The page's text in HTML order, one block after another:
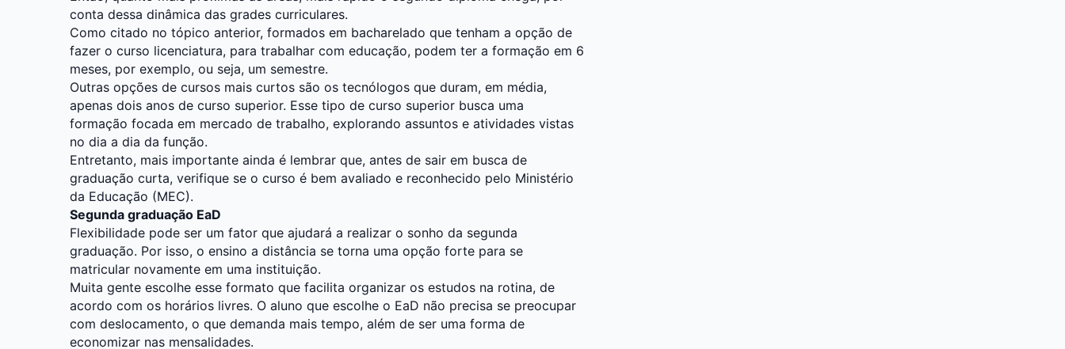
conta dessa dinâmica das grades curriculares.
Como citado no tópico anterior, formados em bacharelado que tenham a opção de
fazer o curso licenciatura, para trabalhar com educação, podem ter a formação em 6
meses, por exemplo, ou seja, um semestre.
Outras opções de cursos mais curtos são os tecnólogos que duram, em média,
apenas dois anos de curso superior. Esse tipo de curso superior busca uma
formação focada em mercado de trabalho, explorando assuntos e atividades vistas
no dia a dia da função.
Entretanto, mais importante ainda é lembrar que, antes de sair em busca de
graduação curta, verifique se o curso é bem avaliado e reconhecido pelo Ministério
da Educação (MEC).
Segunda graduação EaD
Flexibilidade pode ser um fator que ajudará a realizar o sonho da segunda
graduação. Por isso, o ensino a distância se torna uma opção forte para se
matricular novamente em uma instituição.
Muita gente escolhe esse formato que facilita organizar os estudos na rotina, de
acordo com os horários livres. O aluno que escolhe o EaD não precisa se preocupar
com deslocamento, o que demanda mais tempo, além de ser uma forma de
economizar nas mensalidades.